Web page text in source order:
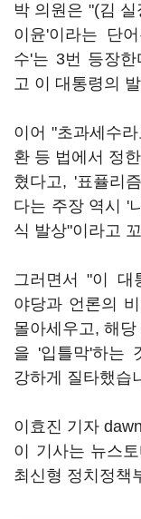
박 의원은 "(김
이윤'이라는 단
수'는 3번 등장
고 이 대통령의
이어 "초과세수
환 등 법에서 정
혔다고, '표퓰리
다는 주장 역시 '
식 발상"이라고
그러면서 "이 대
야당과 언론의
몰아세우고, 해
을 '입틀막'하는
강하게 질타했습
이효진 기자
이 기사는 뉴스
최신형 정치정책